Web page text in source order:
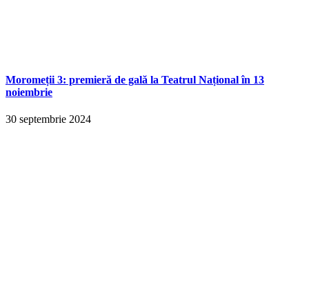
Moromeții 3: premieră de gală la Teatrul Național în 13
noiembrie
30 septembrie 2024